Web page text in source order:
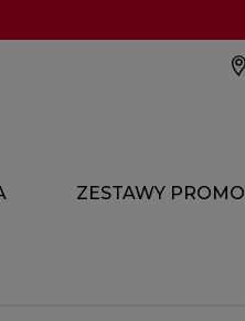
ZESTAWY PROMO